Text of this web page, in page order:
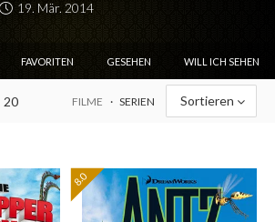
19. Mär. 2014
FAVORITEN GESEHEN WILL ICH SEHEN
20 FILME SERIEN Sortieren
8.0